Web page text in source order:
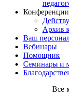
Конференции
Архив
Ваш
Вебинары
Помощник
Семинары и
Все